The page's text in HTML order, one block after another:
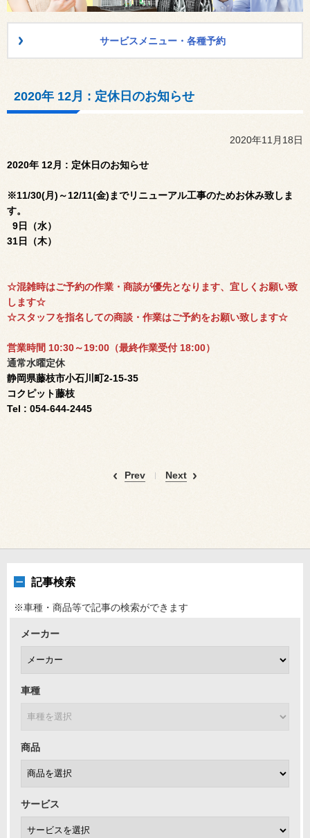
サービスメニュー・各種予約
2020年 12月 : 定休日のお知らせ
2020年11月18日
2020年 12月 : 定休日のお知らせ
※11/30(月)～12/11(金)までリニューアル工事のためお休み致しま
す。
9日（水）
31日（木）
☆混雑時はご予約の作業・商談が優先となります、宜しくお願い致
します☆
☆スタッフを指名しての商談・作業はご予約をお願い致します☆
営業時間 10:30～19:00（最終作業受付 18:00）
通常水曜定休
静岡県藤枝市小石川町2-15-35
コクピット藤枝
Tel : 054-644-2445
Prev Next
記事検索
※車種・商品等で記事の検索ができます
メーカー
車種
商品
サービス